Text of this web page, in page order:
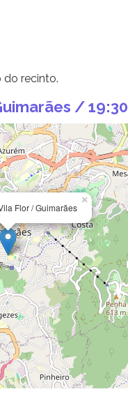
do recinto.
/ 19:30
Flor / Guimarães
×